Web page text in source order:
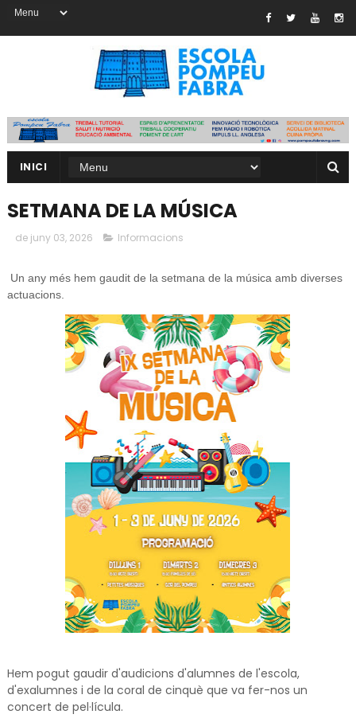
INICI
SETMANA DE LA MÚSICA
de juny 03, 2026 Informacions
Un any més hem gaudit de la setmana de la música amb diverses
actuacions.
Hem pogut gaudir d'audicions d'alumnes de l'escola,
d'exalumnes i de la coral de cinquè que va fer-nos un
concert de pel·lícula.